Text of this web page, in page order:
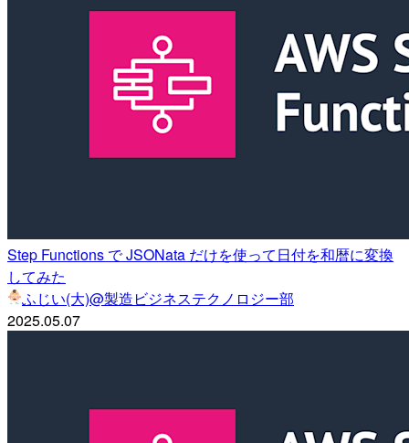
Step Functions で JSONata だけを使って日付を和暦に変換
してみた
ふじい(大)@製造ビジネステクノロジー部
2025.05.07